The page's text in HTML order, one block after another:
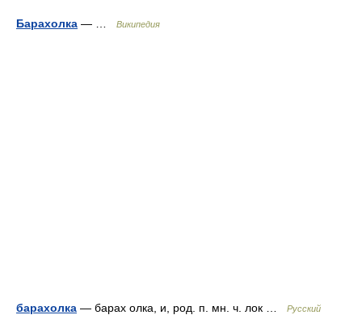
Барахолка — … Википедия
барахолка — барах олка, и, род. п. мн. ч. лок …
Русский